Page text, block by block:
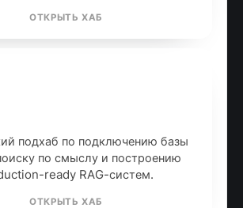
ОТКРЫТЬ ХАБ
подхаб по подключению базы
по смыслу и построению
ready RAG-систем.
ОТКРЫТЬ ХАБ